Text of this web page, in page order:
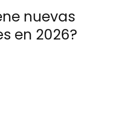
nuevas
en 2026?